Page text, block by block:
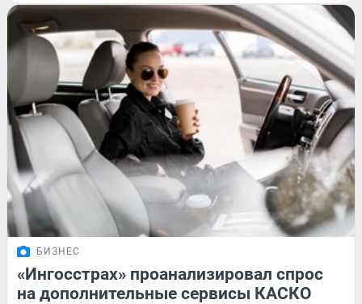
БИЗНЕС
«Ингосстрах» проанализировал спрос
на дополнительные сервисы КАСКО